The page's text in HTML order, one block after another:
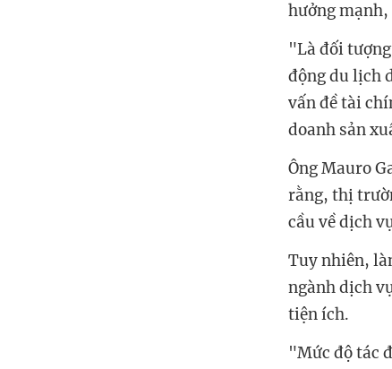
hưởng mạnh,
"Là đối
động du lịch
vấn đề tài
doanh sản
Ông Mauro
rằng, thị
cầu về dịch
Tuy nhiên,
ngành dịch
tiện ích.
"Mức độ tác